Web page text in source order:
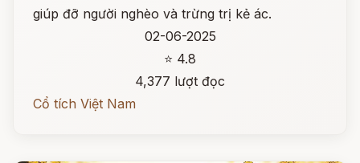
giúp đỡ người nghèo và trừng trị kẻ ác.
02-06-2025
⭐ 4.8
4,377 lượt đọc
Cổ tích Việt Nam